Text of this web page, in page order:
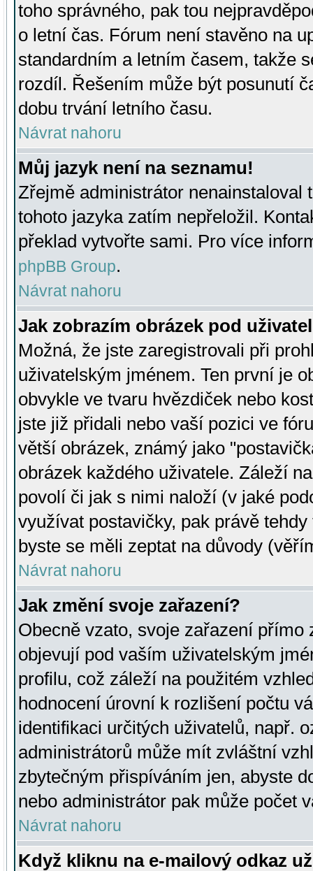
toho správného, pak tou
o letní čas. Fórum není stavěno na
standardním a letním časem, takže
rozdíl. Řešením může být posunutí
dobu trvání letního času.
Návrat nahoru
Můj jazyk není na seznamu!
Zřejmě administrátor nenainstaloval
tohoto jazyka zatím nepřeložil.
překlad vytvořte sami. Pro více
phpBB Group.
Návrat nahoru
Jak zobrazím obrázek pod
Možná, že jste zaregistrovali při
uživatelským jménem. Ten první je
obvykle ve tvaru hvězdiček nebo
jste již přidali nebo vaší pozici ve
větší obrázek, známý jako
obrázek každého uživatele. Záleží
povolí či jak s nimi naloží (v jaké
využívat postavičky, pak právě
byste se měli zeptat na důvody
Návrat nahoru
Jak změní svoje zařazení?
Obecně vzato, svoje zařazení přímo
objevují pod vaším uživatelským
profilu, což záleží na použitém
hodnocení úrovní k rozlišení počtu
identifikaci určitých uživatelů, např.
administrátorů může mít zvláštní
zbytečným přispíváním jen, abyste
nebo administrátor pak může počet
Návrat nahoru
Když kliknu na e-mailový odkaz